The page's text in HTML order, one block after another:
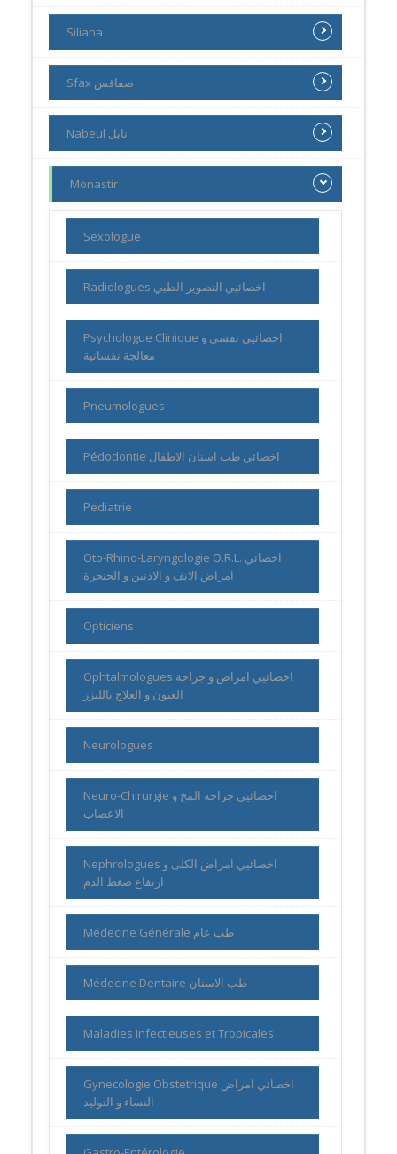
Siliana
Sfax صفاقس
Nabeul نابل
Monastir
Sexologue
Radiologues اخصائيي التصوير الطبي
Psychologue Clinique اخصائيي نفسي و
معالجة نفسانية
Pneumologues
Pédodontie اخصائي طب اسنان الاطفال
Pediatrie
Oto-Rhino-Laryngologie O.R.L. اخصائي
امراض الانف و الاذنين و الحنجرة
Opticiens
Ophtalmologues اخصائيي امراض و جراحة
العيون و العلاج بالليزر
Neurologues
Neuro-Chirurgie اخصائيي جراحة المخ و
الاعصاب
Nephrologues اخصائيي امراض الكلى و
ارتفاع ضغط الدم
Médecine Générale طب عام
Médecine Dentaire طب الاسنان
Maladies Infectieuses et Tropicales
Gynecologie Obstetrique اخصائي امراض
النساء و التوليد